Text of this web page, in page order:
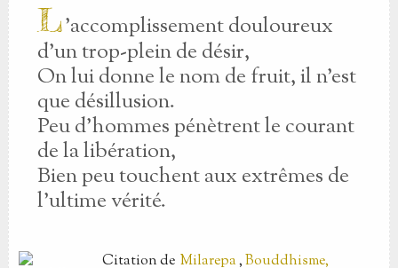
L’accomplissement douloureux
d’un trop-plein de désir,
On lui donne le nom de fruit, il n’est
que désillusion.
Peu d’hommes pénètrent le courant
de la libération,
Bien peu touchent aux extrêmes de
l’ultime vérité.
Citationde Milarepa,Bouddhisme,